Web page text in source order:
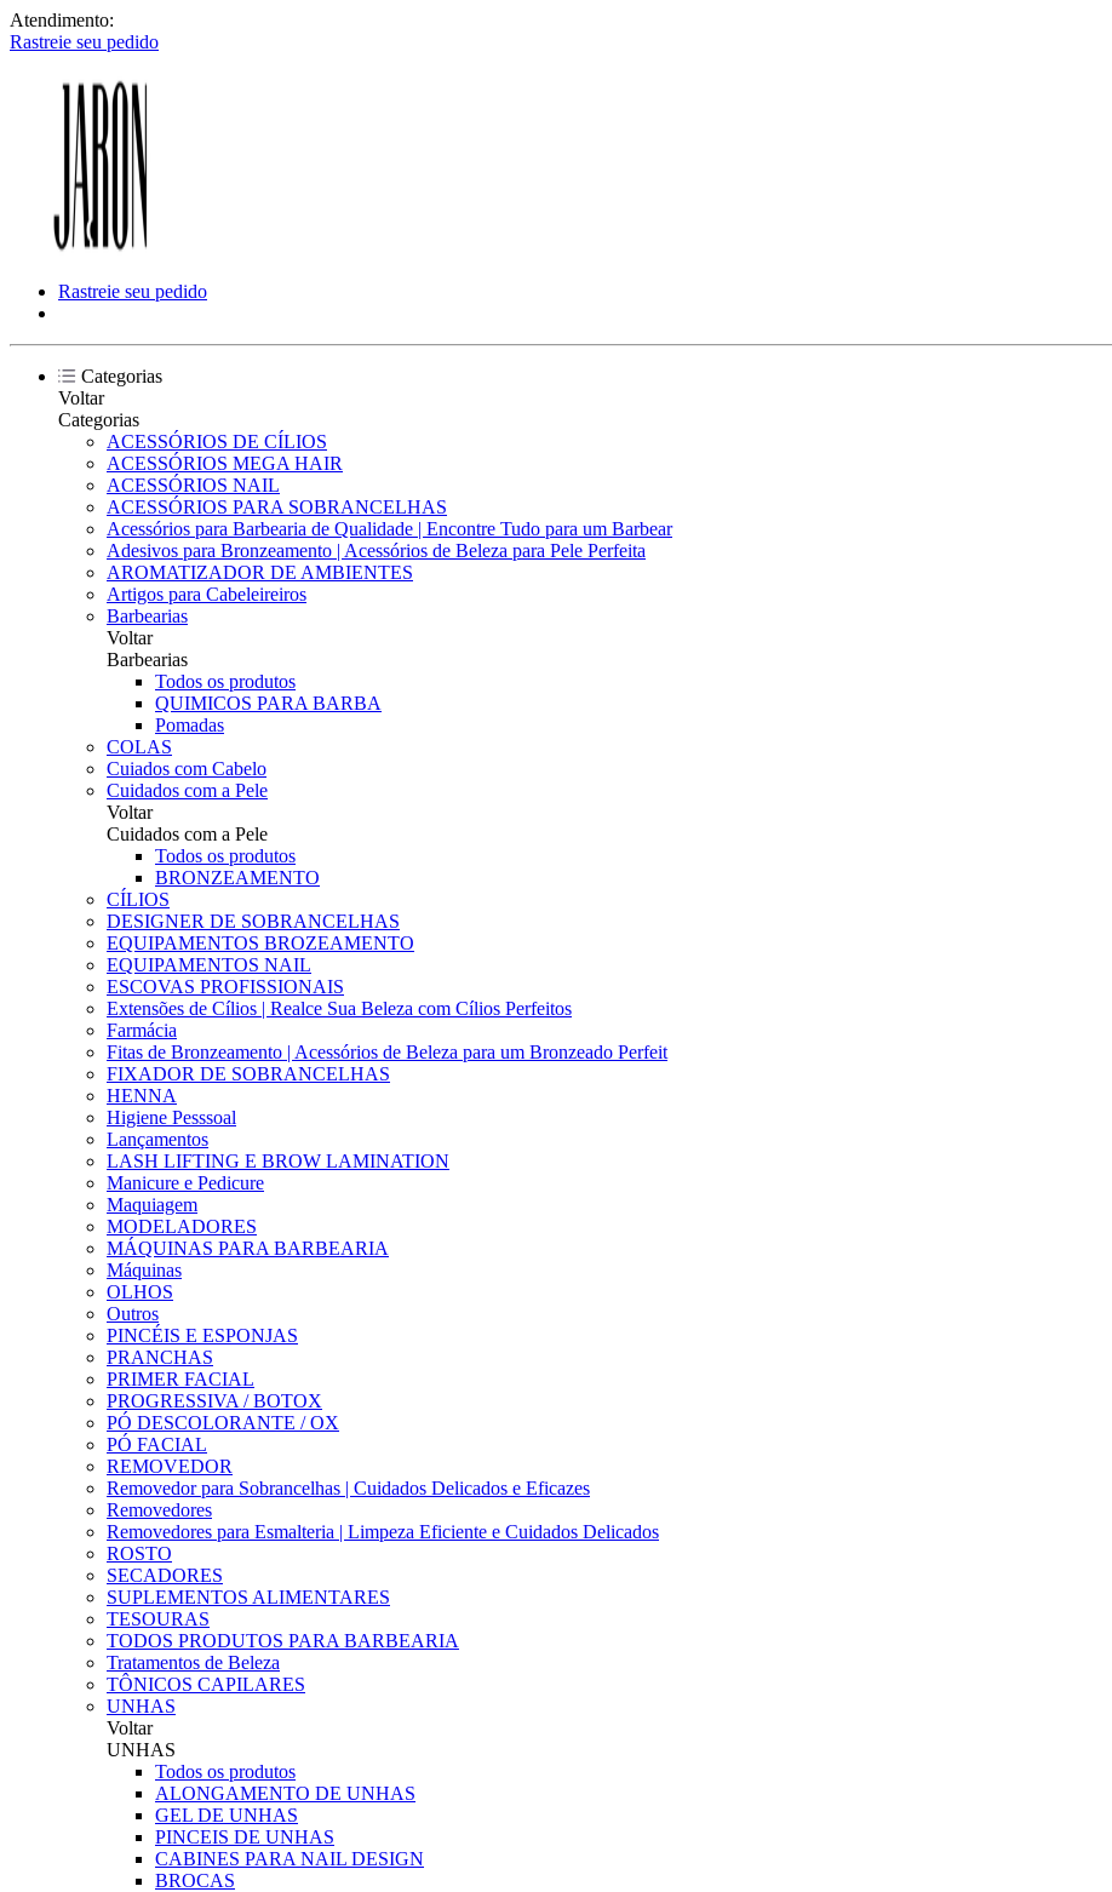
Atendimento:
Rastreie seu pedido
Rastreie seu pedido
Categorias
Voltar
Categorias
ACESSÓRIOS DE CÍLIOS
ACESSÓRIOS MEGA HAIR
ACESSÓRIOS NAIL
ACESSÓRIOS PARA SOBRANCELHAS
Acessórios para Barbearia de Qualidade | Encontre Tudo para um Barbear
Adesivos para Bronzeamento | Acessórios de Beleza para Pele Perfeita
AROMATIZADOR DE AMBIENTES
Artigos para Cabeleireiros
Barbearias
Voltar
Barbearias
Todos os produtos
QUIMICOS PARA BARBA
Pomadas
COLAS
Cuiados com Cabelo
Cuidados com a Pele
Voltar
Cuidados com a Pele
Todos os produtos
BRONZEAMENTO
CÍLIOS
DESIGNER DE SOBRANCELHAS
EQUIPAMENTOS BROZEAMENTO
EQUIPAMENTOS NAIL
ESCOVAS PROFISSIONAIS
Extensões de Cílios | Realce Sua Beleza com Cílios Perfeitos
Farmácia
Fitas de Bronzeamento | Acessórios de Beleza para um Bronzeado Perfeit
FIXADOR DE SOBRANCELHAS
HENNA
Higiene Pesssoal
Lançamentos
LASH LIFTING E BROW LAMINATION
Manicure e Pedicure
Maquiagem
MODELADORES
MÁQUINAS PARA BARBEARIA
Máquinas
OLHOS
Outros
PINCÉIS E ESPONJAS
PRANCHAS
PRIMER FACIAL
PROGRESSIVA / BOTOX
PÓ DESCOLORANTE / OX
PÓ FACIAL
REMOVEDOR
Removedor para Sobrancelhas | Cuidados Delicados e Eficazes
Removedores
Removedores para Esmalteria | Limpeza Eficiente e Cuidados Delicados
ROSTO
SECADORES
SUPLEMENTOS ALIMENTARES
TESOURAS
TODOS PRODUTOS PARA BARBEARIA
Tratamentos de Beleza
TÔNICOS CAPILARES
UNHAS
Voltar
UNHAS
Todos os produtos
ALONGAMENTO DE UNHAS
GEL DE UNHAS
PINCEIS DE UNHAS
CABINES PARA NAIL DESIGN
BROCAS